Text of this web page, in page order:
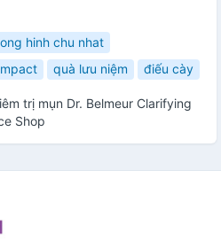
hinh chu nhat
quà lưu niệm điếu cày
trị mụn Dr. Belmeur Clarifying
Shop